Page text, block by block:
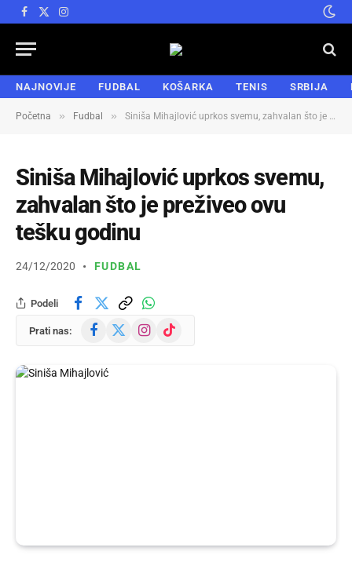
Facebook
X
Instagram
NAJNOVIJE FUDBAL KOŠARKA TENIS SRBIJA
Početna » Fudbal » Siniša Mihajlović uprkos svemu, zahvalan što je preživeo ovu tešku godinu
Siniša Mihajlović uprkos svemu,
zahvalan što je preživeo ovu
tešku godinu
24/12/2020 FUDBAL
Podeli
Prati nas: Facebook Instagram
TikTok